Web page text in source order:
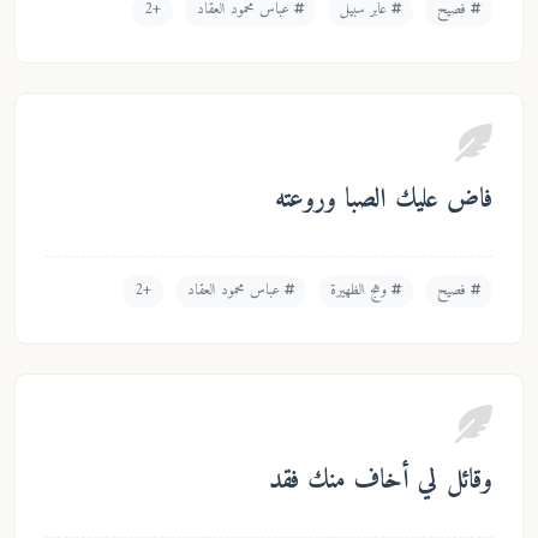
عباس محمود العقاد +2
وروعته
وهج الظهيرة عباس محمود العقاد +2
منك فقد